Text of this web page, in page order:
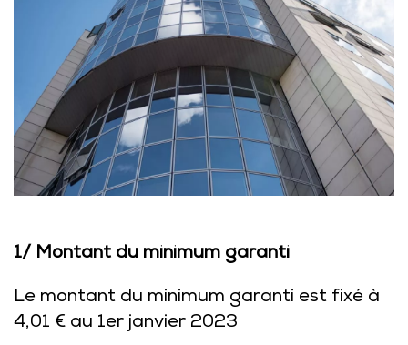
1/ Montant du minimum garanti
Le montant du minimum garanti est fixé à
4,01 € au 1er janvier 2023